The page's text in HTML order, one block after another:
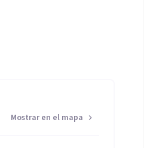
Mostrar en el mapa